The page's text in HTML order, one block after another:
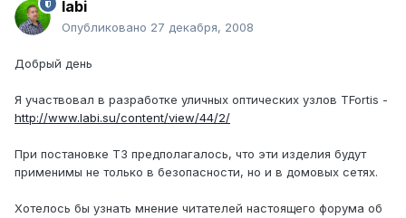
labi
Опубликовано 27 декабря, 2008
Добрый день
Я участвовал в разработке уличных оптических узлов TFortis -
http://www.labi.su/content/view/44/2/
При постановке ТЗ предполагалось, что эти изделия будут
применимы не только в безопасности, но и в домовых сетях.
Хотелось бы узнать мнение читателей настоящего форума об